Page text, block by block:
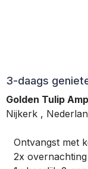
3-daags
Golden Tulip
Nijkerk ,
Ontvangst met
2x